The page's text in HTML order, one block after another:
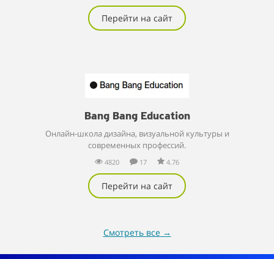
Перейти на сайт
Bang Bang Education
Онлайн-школа дизайна, визуальной культуры и
современных профессий.
4820 17 4.76
Перейти на сайт
Смотреть все →